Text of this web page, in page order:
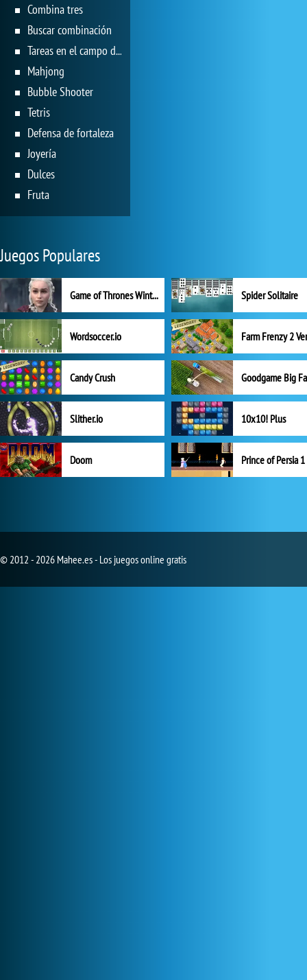
Combina tres
Buscar combinación
Tareas en el campo de juego
Mahjong
Bubble Shooter
Tetris
Defensa de fortaleza
Joyería
Dulces
Fruta
Juegos Populares
Game of Thrones Winter is Coming Spider Solitaire
Wordsoccer.io
Candy Crush Goodgame Big
Slither.io 10x10! Plus
Doom Prince of Persia 1
© 2012 - 2026 Mahee.es - Los juegos online gratis